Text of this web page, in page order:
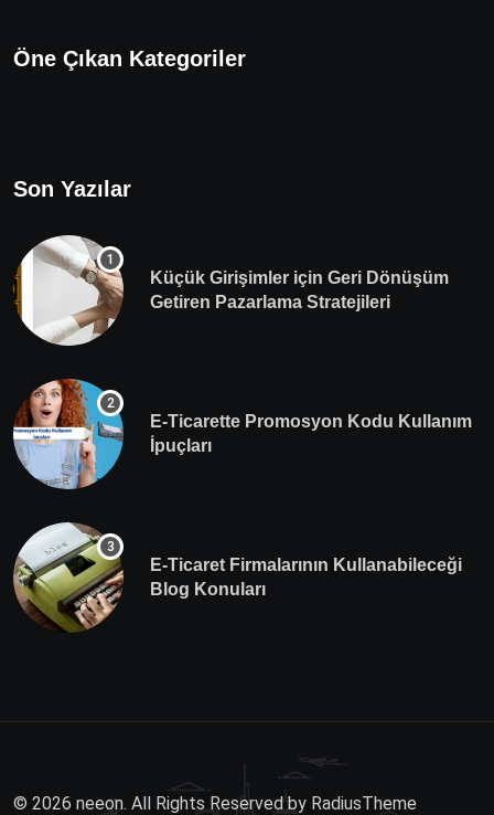
Öne Çıkan Kategoriler
Son Yazılar
Küçük Girişimler için Geri Dönüşüm
Getiren Pazarlama Stratejileri
E-Ticarette Promosyon Kodu Kullanım
İpuçları
E-Ticaret Firmalarının Kullanabileceği
Blog Konuları
© 2026 neeon. All Rights Reserved by RadiusTheme